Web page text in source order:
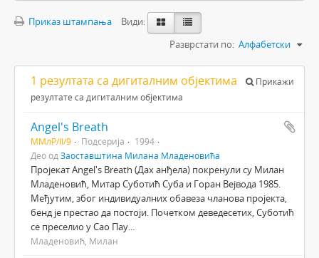
Приказ штампања
Види:
Разврстати по: Алфабетски
1 резултата са дигиталним објектима
Прикажи
резултате са дигиталним објектима
Angel's Breath
ММлР/II/9 Подсерија
1994
Део од Заоставштина Милана Младеновића
Пројекат Angel's Breath (Дах анђела) покренули су Милан
Младеновић, Митар Суботић Суба и Горан Вејвода 1985.
Међутим, због индивидуалних обавеза чланова пројекта,
бенд је престао да постоји. Почетком деведесетих, Суботић
се преселио у Сао Пау...
Младеновић, Милан